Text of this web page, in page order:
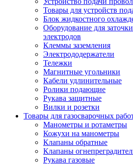
Товары для устройств
Блок жидкостного
Оборудование для
электродов
Клеммы заземления
Электрододержатели
Тележки
Магнитные угольники
Кабели удлинительные
Ролики подающие
Рукава защитные
Вилки и розетки
Товары для газосварочных
Манометры и ротаметры
Кожухи на манометры
Клапаны обратные
Клапаны
Рукава газовые